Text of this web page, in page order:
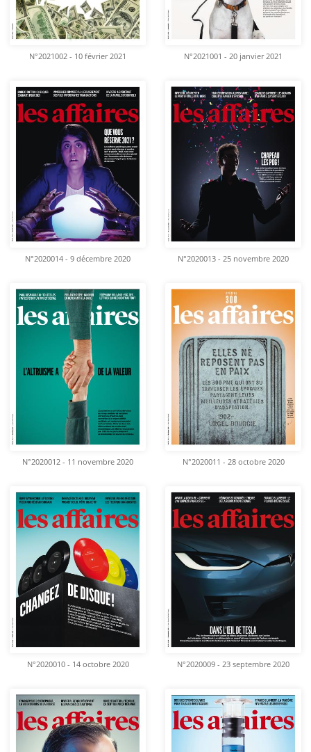
N°2021002 - 10 février 2021 N°2021001 - 20 janvier 2021
N°2020014 - 9 décembre 2020 N°2020013 - 25 novembre 2020
N°2020012 - 11 novembre 2020 N°2020011 - 28 octobre 2020
N°2020010 - 14 octobre 2020 N°2020009 - 23 septembre 2020